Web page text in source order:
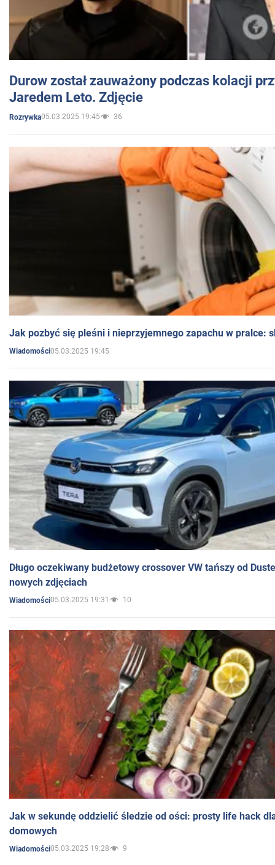
Durow został zauważony podczas kolacji
Jaredem Leto. Zdjęcie
Rozrywka05.03.2025 19:45 36
Jak pozbyć się pleśni i nieprzyjemnego zapachu w pralce:
Wiadomości05.03.2025 19:45
Długo oczekiwany budżetowy crossover VW tańszy od
nowych zdjęciach
Wiadomości05.03.2025 19:31 10
Jak w sekundę oddzielić śledzie od ości: prosty life hack
domowych
Wiadomości05.03.2025 19:28 9